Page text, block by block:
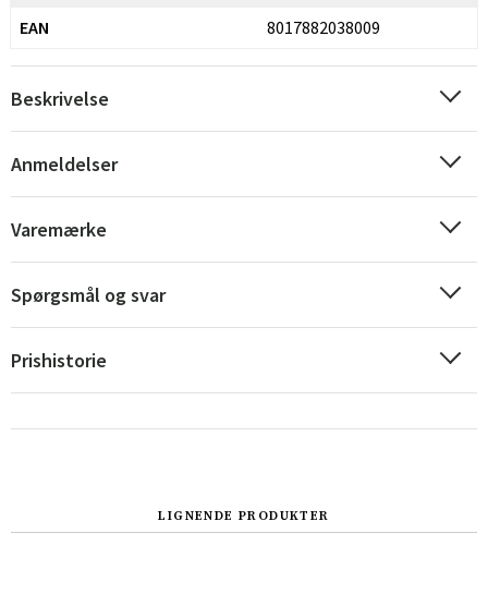
Sverige
Danmark
EAN 8017882038009
Beskrivelse
Anmeldelser
Varemærke
Spørgsmål og svar
Prishistorie
LIGNENDE PRODUKTER